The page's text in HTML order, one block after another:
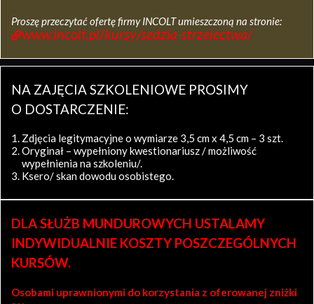
Proszę przeczytać ofertę firmy INCOLT umieszczoną na stronie:
www.incolt.pl/kursy/sedzia-strzelectwa/
NA ZAJĘCIA SZKOLENIOWE PROSIMY
O DOSTARCZENIE:
Zdjęcia legitymacyjne o wymiarze 3,5 cm x 4,5 cm – 3 szt.
Oryginał – wypełniony kwestionariusz / możliwość
wypełnienia na szkoleniu/.
Ksero/ skan dowodu osobistego.
DLA SŁUŻB MUNDUROWYCH USTALAMY
INDYWIDUALNIE KOSZTY POSZCZEGÓLNYCH
KURSÓW.
Osobami uprawnionymi do korzystania z oferowanej zniżki